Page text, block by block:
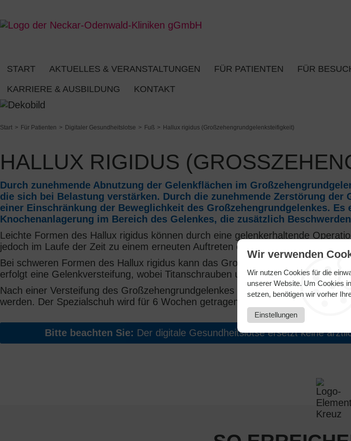
Wir verwenden
Wir nutzen Cookies für die
unserer Website. Um Cookies
setzen, benötigen wir vorher
Einstellungen
START AKTUELLES & VERANSTALTUNGEN FÜR PATIENTEN FÜR
KARRIERE & AUSBILDUNG KONTAKT
Start Für Patienten Digitaler Gesundheitslotse Fuß Hallux rigidus (Großzehengrundgelenksteifigkeit)
HALLUX RIGIDUS
Durch zunehmende Abnutzung der Gelenkflächen im
die sich bei Belastung verstärken. Durch die zunehmende Zerstörung der
einer Einschränkung der Beweglichkeit des Großzehengrundgelenkes. Es
Knochenanlagerung im Bereich des Gelenkes, die zusätzlich
Leichte Formen des Hallux rigidus können durch eine gelenkerhaltende
jedoch im Laufe der Zeit zu einem erneuten Auftreten eines Hallux rigidus
Bei schweren Formen des Hallux rigidus kann das Großzehengrundgelenk
erfolgt eine Gelenkversteifung, wobei Titanschrauben und eine Titanplatte zum
Nach einer Versteifung des Großzehengrundgelenkes kann der Fuß in der
werden. Der Spezialschuh wird für 6 Wochen getragen.
Bitte beachten Sie: Der digitale Gesundheitslotse ersetzt keine